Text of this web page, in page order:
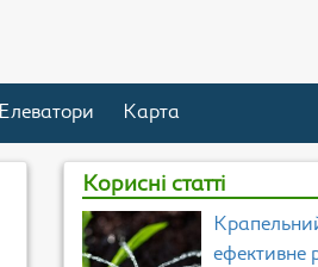
Елеватори Карта
Корисні статті
ефективне